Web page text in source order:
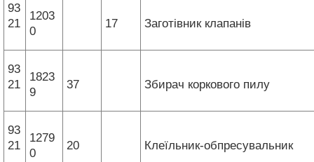
93
21
1203
0
17 Заготівник клапанів
93
21
1823
9
37 Збирач коркового пилу
93
21
1279
0
20 Клеїльник-обпресувальник